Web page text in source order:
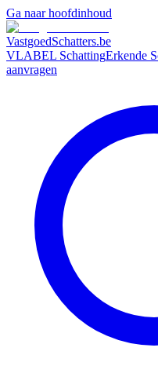
Ga naar hoofdinhoud
VastgoedSchatters.be
VLABEL SchattingErkende
aanvragen